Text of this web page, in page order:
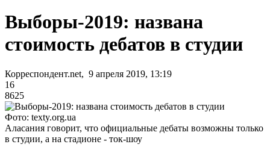
Выборы-2019: названа
стоимость дебатов в студии
Корреспондент.net, 9 апреля 2019, 13:19
16
8625
Фото: texty.org.ua
Аласания говорит, что официальные дебаты возможны только
в студии, а на стадионе - ток-шоу